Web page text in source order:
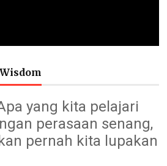
yang kita pelajari
perasaan senang,
pernah kita lupakan